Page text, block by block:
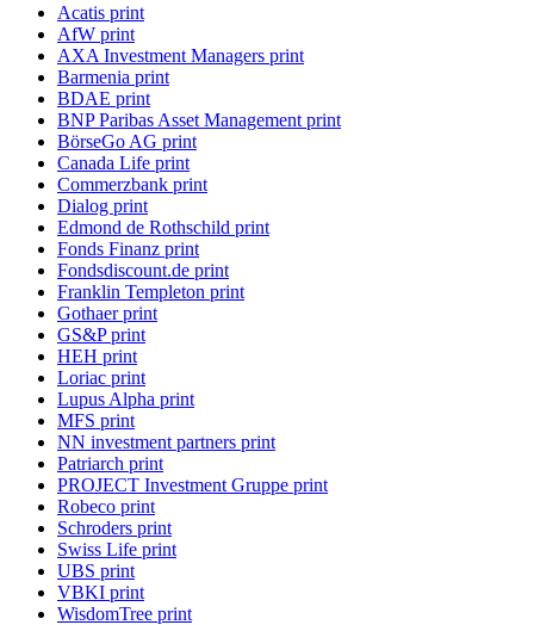
Acatis print
AfW print
AXA Investment Managers print
Barmenia print
BDAE print
BNP Paribas Asset Management print
BörseGo AG print
Canada Life print
Commerzbank print
Dialog print
Edmond de Rothschild print
Fonds Finanz print
Fondsdiscount.de print
Franklin Templeton print
Gothaer print
GS&P print
HEH print
Loriac print
Lupus Alpha print
MFS print
NN investment partners print
Patriarch print
PROJECT Investment Gruppe print
Robeco print
Schroders print
Swiss Life print
UBS print
VBKI print
WisdomTree print